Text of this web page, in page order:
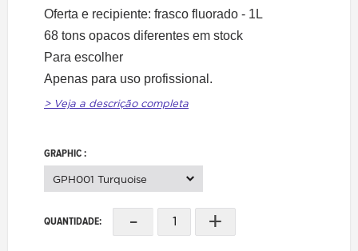
Oferta e recipiente: frasco fluorado - 1L
68 tons opacos diferentes em stock
Para escolher
Apenas para uso profissional.
> Veja a descrição completa
GRAPHIC :
GPH001 Turquoise
QUANTIDADE: - +